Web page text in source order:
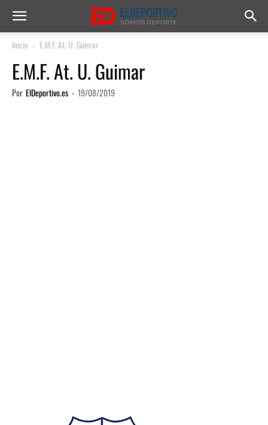
Inicio E.M.F. At. U. Guimar
E.M.F. At. U. Guimar
Por ElDeportivo.es - 19/08/2019